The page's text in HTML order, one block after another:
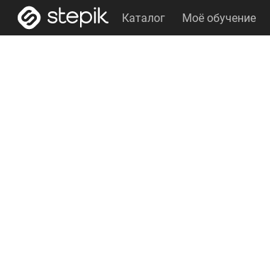
Каталог Моё обучение